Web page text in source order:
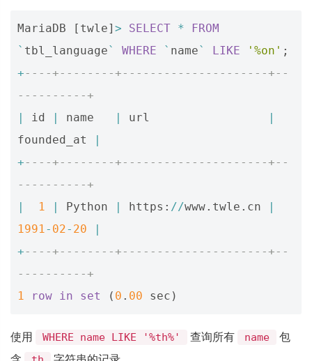
MariaDB [ twle] > SELECT *
FROM
` tbl_language` WHERE ` name` LIKE '%on' ;
+ ----+--------+---------------------+--
----------+
|
id | name | url
|
founded_at
|
+ ----+--------+---------------------+--
----------+
|
1 | Python | https : //www. twle . cn
|
1991- 02- 20
|
+ ----+--------+---------------------+--
----------+
1
row in set ( 0 . 00 sec )
使用 WHERE name LIKE '%th%' 查询所有 name
包